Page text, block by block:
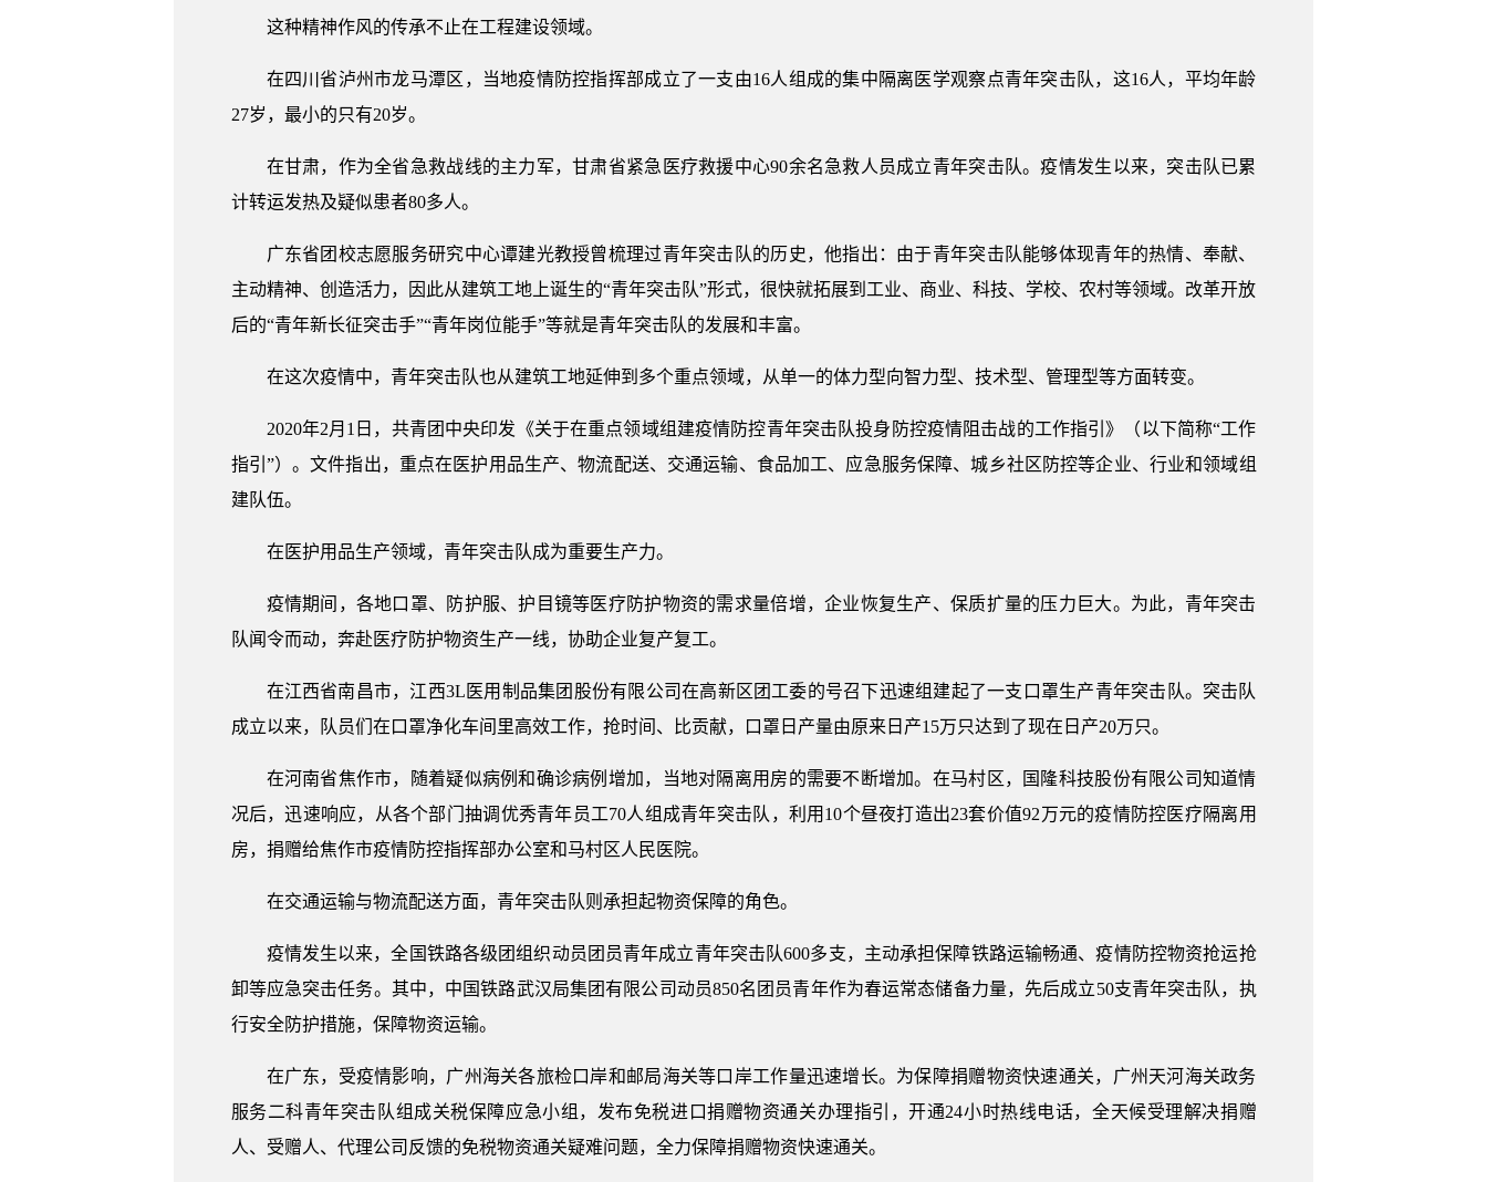
这种精神作风的传承不止在工程建设领域。
在四川省泸州市龙马潭区，当地疫情防控指挥部成立了一支由16人组成的集中隔离医学观察点青年突击队，这16人，平均年龄
27岁，最小的只有20岁。
在甘肃，作为全省急救战线的主力军，甘肃省紧急医疗救援中心90余名急救人员成立青年突击队。疫情发生以来，突击队已累
计转运发热及疑似患者80多人。
广东省团校志愿服务研究中心谭建光教授曾梳理过青年突击队的历史，他指出：由于青年突击队能够体现青年的热情、奉献、
主动精神、创造活力，因此从建筑工地上诞生的“青年突击队”形式，很快就拓展到工业、商业、科技、学校、农村等领域。改革开放
后的“青年新长征突击手”“青年岗位能手”等就是青年突击队的发展和丰富。
在这次疫情中，青年突击队也从建筑工地延伸到多个重点领域，从单一的体力型向智力型、技术型、管理型等方面转变。
2020年2月1日，共青团中央印发《关于在重点领域组建疫情防控青年突击队投身防控疫情阻击战的工作指引》（以下简称“工作
指引”）。文件指出，重点在医护用品生产、物流配送、交通运输、食品加工、应急服务保障、城乡社区防控等企业、行业和领域组
建队伍。
在医护用品生产领域，青年突击队成为重要生产力。
疫情期间，各地口罩、防护服、护目镜等医疗防护物资的需求量倍增，企业恢复生产、保质扩量的压力巨大。为此，青年突击
队闻令而动，奔赴医疗防护物资生产一线，协助企业复产复工。
在江西省南昌市，江西3L医用制品集团股份有限公司在高新区团工委的号召下迅速组建起了一支口罩生产青年突击队。突击队
成立以来，队员们在口罩净化车间里高效工作，抢时间、比贡献，口罩日产量由原来日产15万只达到了现在日产20万只。
在河南省焦作市，随着疑似病例和确诊病例增加，当地对隔离用房的需要不断增加。在马村区，国隆科技股份有限公司知道情
况后，迅速响应，从各个部门抽调优秀青年员工70人组成青年突击队，利用10个昼夜打造出23套价值92万元的疫情防控医疗隔离用
房，捐赠给焦作市疫情防控指挥部办公室和马村区人民医院。
在交通运输与物流配送方面，青年突击队则承担起物资保障的角色。
疫情发生以来，全国铁路各级团组织动员团员青年成立青年突击队600多支，主动承担保障铁路运输畅通、疫情防控物资抢运抢
卸等应急突击任务。其中，中国铁路武汉局集团有限公司动员850名团员青年作为春运常态储备力量，先后成立50支青年突击队，执
行安全防护措施，保障物资运输。
在广东，受疫情影响，广州海关各旅检口岸和邮局海关等口岸工作量迅速增长。为保障捐赠物资快速通关，广州天河海关政务
服务二科青年突击队组成关税保障应急小组，发布免税进口捐赠物资通关办理指引，开通24小时热线电话，全天候受理解决捐赠
人、受赠人、代理公司反馈的免税物资通关疑难问题，全力保障捐赠物资快速通关。